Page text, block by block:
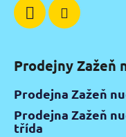
Prodejny Zažeň
Prodejna Zažeň
Prodejna Zažeň
třída